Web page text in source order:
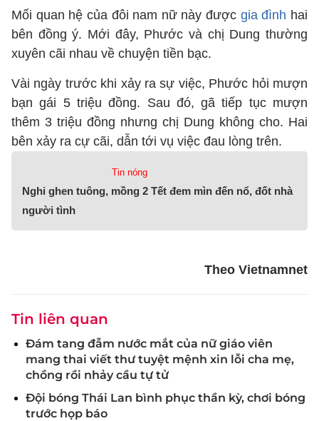
Mối quan hệ của đôi nam nữ này được gia đình hai
bên đồng ý. Mới đây, Phước và chị Dung thường
xuyên cãi nhau về chuyện tiền bạc.
Vài ngày trước khi xảy ra sự việc, Phước hỏi mượn
bạn gái 5 triệu đồng. Sau đó, gã tiếp tục mượn
thêm 3 triệu đồng nhưng chị Dung không cho. Hai
bên xảy ra cự cãi, dẫn tới vụ việc đau lòng trên.
Tin nóng
Nghi ghen tuông, mồng 2 Tết đem mìn đến nổ, đốt nhà
người tình
Theo Vietnamnet
Tin liên quan
Đám tang đẫm nước mắt của nữ giáo viên
mang thai viết thư tuyệt mệnh xin lỗi cha mẹ,
chồng rồi nhảy cầu tự tử
Đội bóng Thái Lan bình phục thần kỳ, chơi bóng
trước họp báo